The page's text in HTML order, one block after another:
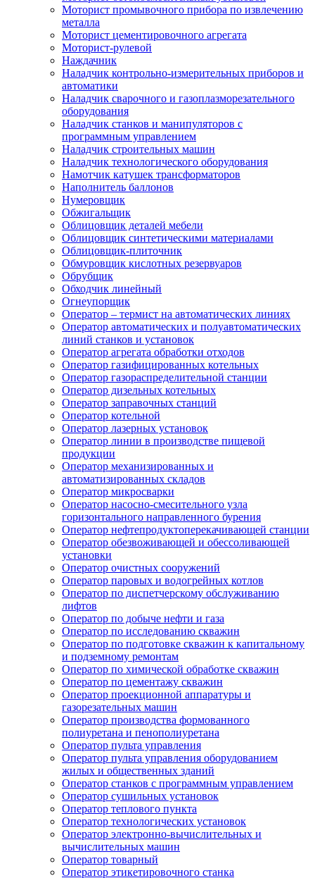
Моторист промывочного прибора по извлечению
металла
Моторист цементировочного агрегата
Моторист-рулевой
Наждачник
Наладчик контрольно-измерительных приборов и
автоматики
Наладчик сварочного и газоплазморезательного
оборудования
Наладчик станков и манипуляторов с
программным управлением
Наладчик строительных машин
Наладчик технологического оборудования
Намотчик катушек трансформаторов
Наполнитель баллонов
Нумеровщик
Обжигальщик
Облицовщик деталей мебели
Облицовщик синтетическими материалами
Облицовщик-плиточник
Обмуровщик кислотных резервуаров
Обрубщик
Обходчик линейный
Огнеупорщик
Оператор – термист на автоматических линиях
Оператор автоматических и полуавтоматических
линий станков и установок
Оператор агрегата обработки отходов
Оператор газифицированных котельных
Оператор газораспределительной станции
Оператор дизельных котельных
Оператор заправочных станций
Оператор котельной
Оператор лазерных установок
Оператор линии в производстве пищевой
продукции
Оператор механизированных и
автоматизированных складов
Оператор микросварки
Оператор насосно-смесительного узла
горизонтального направленного бурения
Оператор нефтепродуктоперекачивающей станции
Оператор обезвоживающей и обессоливающей
установки
Оператор очистных сооружений
Оператор паровых и водогрейных котлов
Оператор по диспетчерскому обслуживанию
лифтов
Оператор по добыче нефти и газа
Оператор по исследованию скважин
Оператор по подготовке скважин к капитальному
и подземному ремонтам
Оператор по химической обработке скважин
Оператор по цементажу скважин
Оператор проекционной аппаратуры и
газорезательных машин
Оператор производства формованного
полиуретана и пенополиуретана
Оператор пульта управления
Оператор пульта управления оборудованием
жилых и общественных зданий
Оператор станков с программным управлением
Оператор сушильных установок
Оператор теплового пункта
Оператор технологических установок
Оператор электронно-вычислительных и
вычислительных машин
Оператор товарный
Оператор этикетировочного станка